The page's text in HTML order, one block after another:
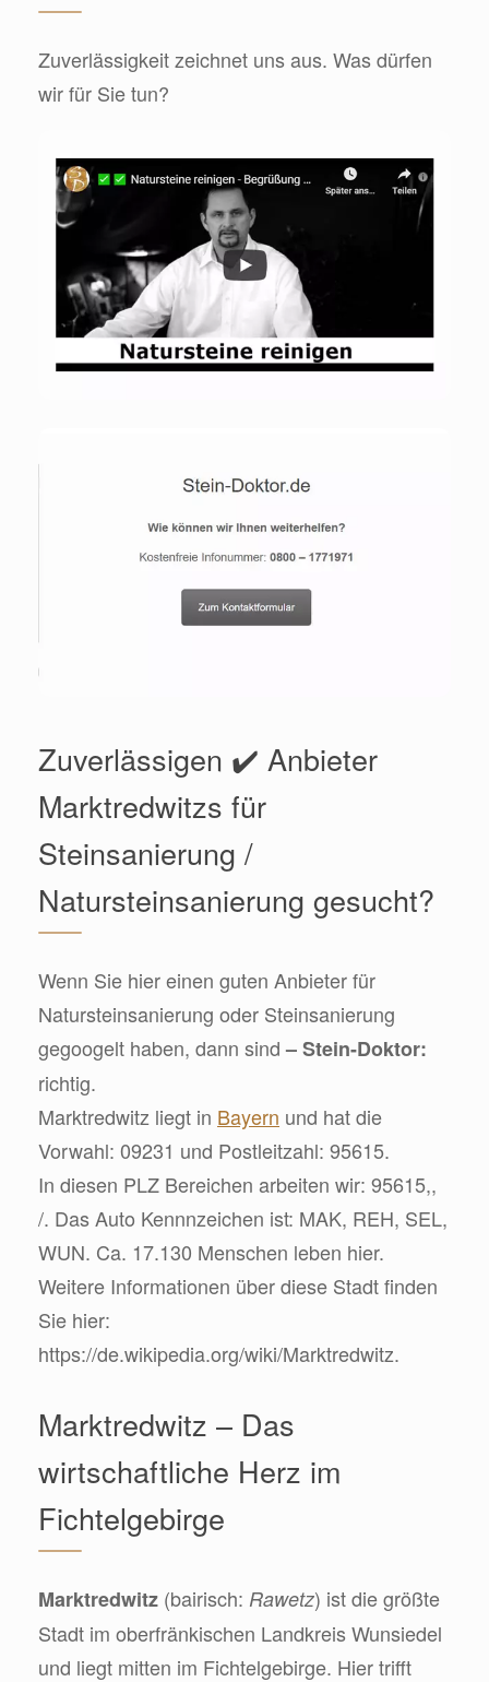
Zuverlässigkeit zeichnet uns aus. Was dürfen
wir für Sie tun?
Zuverlässigen ✔️ Anbieter
Marktredwitzs für
Steinsanierung /
Natursteinsanierung gesucht?
Wenn Sie hier einen guten Anbieter für
Natursteinsanierung oder Steinsanierung
gegoogelt haben, dann sind– Stein-Doktor:
richtig.
Marktredwitz liegt in Bayern und hat die
Vorwahl: 09231 und Postleitzahl: 95615.
In diesen PLZ Bereichen arbeiten wir: 95615,,
/. Das Auto Kennnzeichen ist: MAK, REH, SEL,
WUN. Ca. 17.130 Menschen leben hier.
Weitere Informationen über diese Stadt finden
Sie hier:
https://de.wikipedia.org/wiki/Marktredwitz.
Marktredwitz – Das
wirtschaftliche Herz im
Fichtelgebirge
Marktredwitz (bairisch: Rawetz) ist die größte
Stadt im oberfränkischen Landkreis Wunsiedel
und liegt mitten im Fichtelgebirge. Hier trifft